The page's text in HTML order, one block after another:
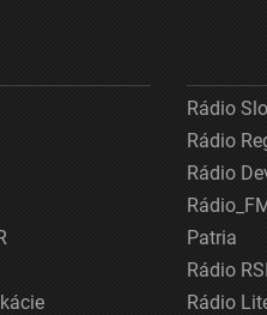
Rádio
Rádio
Rádio
Patria
Rádio RSI
Rádio